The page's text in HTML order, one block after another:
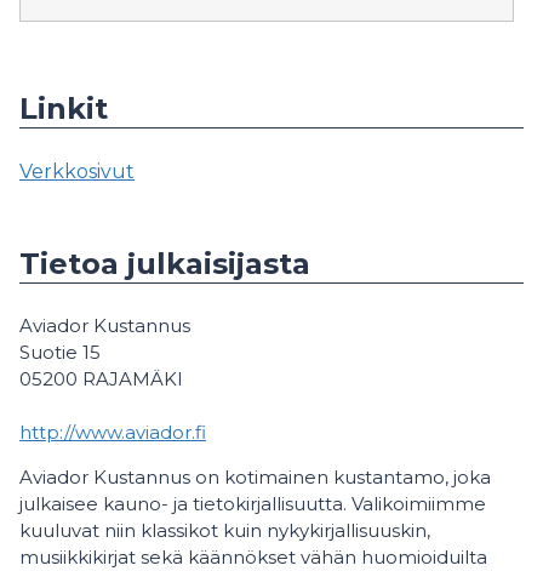
Linkit
Verkkosivut
Tietoa julkaisijasta
Aviador Kustannus
Suotie 15
05200 RAJAMÄKI
http://www.aviador.fi
Aviador Kustannus on kotimainen kustantamo, joka
julkaisee kauno- ja tietokirjallisuutta. Valikoimiimme
kuuluvat niin klassikot kuin nykykirjallisuuskin,
musiikkikirjat sekä käännökset vähän huomioiduilta